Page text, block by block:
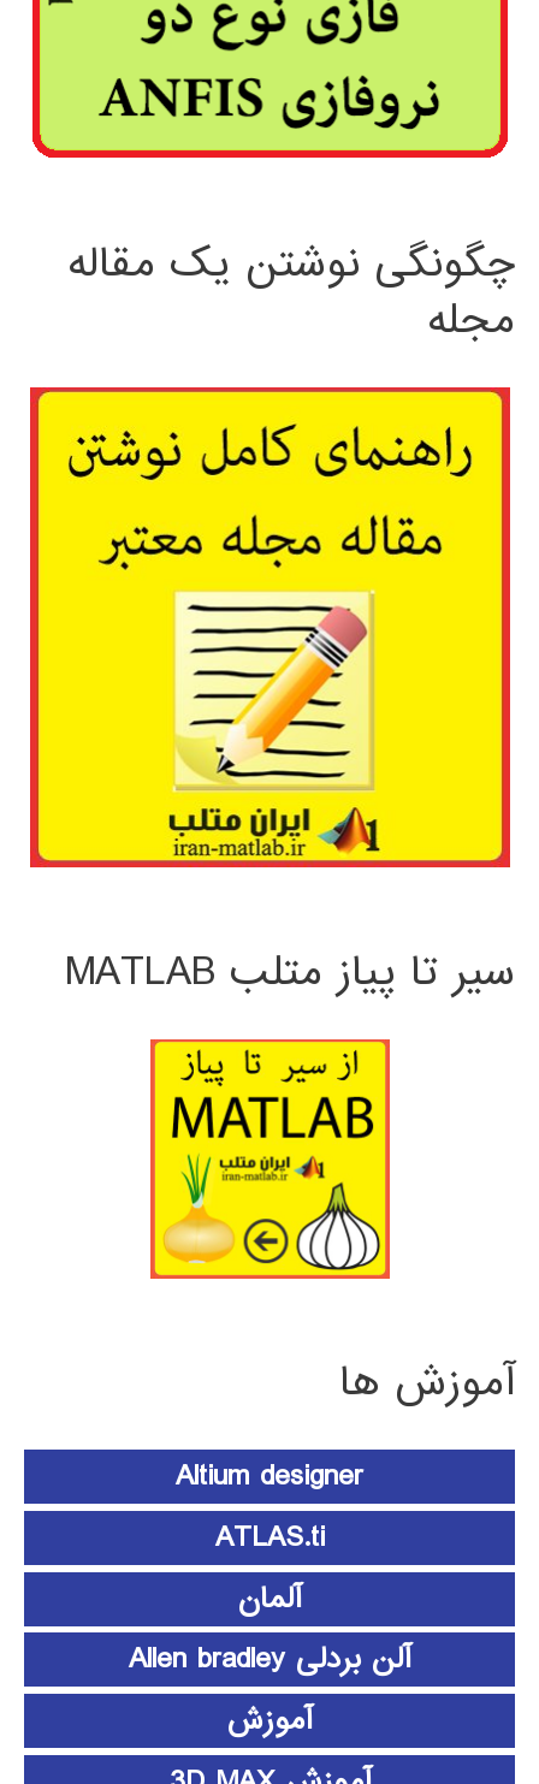
چگونگی نوشتن یک مقاله
مجله
سیر تا پیاز متلب MATLAB
آموزش ها
Altium designer
ATLAS.ti
آلمان
آلن بردلی Allen bradley
آموزش